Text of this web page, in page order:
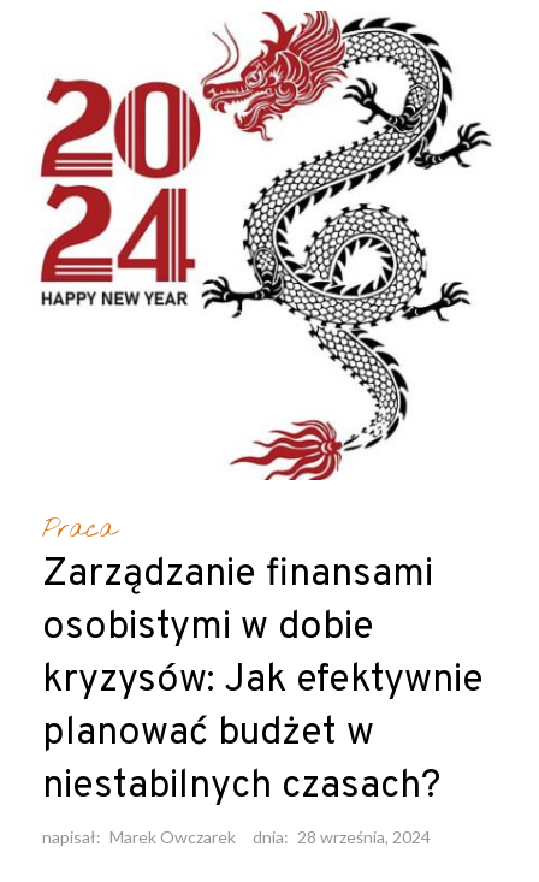
Praca
Zarządzanie finansami
osobistymi w dobie
kryzysów: Jak efektywnie
planować budżet w
niestabilnych czasach?
napisał: Marek Owczarek dnia: 28 września, 2024